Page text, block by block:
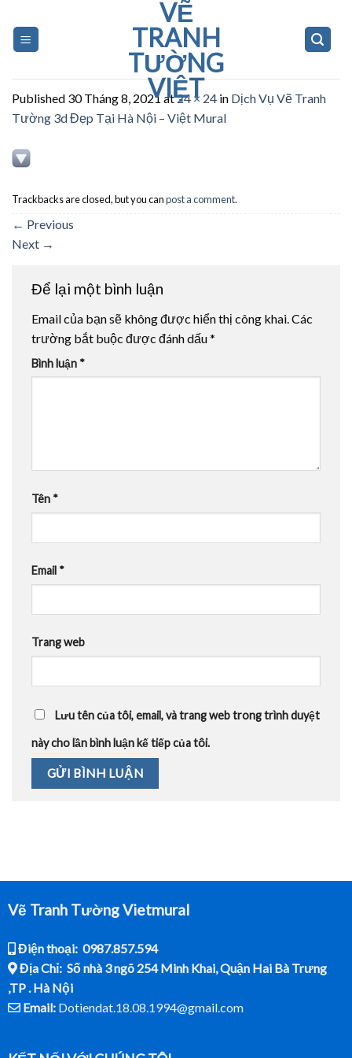
content
VẼ
TRANH
TƯỜNG
VIỆT
Published 30 Tháng 8, 2021 at24 × 24 in Dịch Vụ Vẽ Tranh
Tường 3d Đẹp Tại Hà Nội – Việt Mural
Trackbacks are closed, but you canpost a comment.
← Previous
Next →
Để lại một bình luận
Email của bạn sẽ không được hiển thị công khai. Các
trường bắt buộc được đánh dấu*
Bình luận *
Tên *
Email *
Trang web
Lưu tên của tôi, email, và trang web trong trình duyệt
này cho lần bình luận kế tiếp của tôi.
Vẽ Tranh Tường Vietmural
Điện thoại: 0987.857.594
Địa Chỉ: Số nhà 3 ngõ 254 Minh Khai, Quận Hai Bà Trưng
,TP . Hà Nội
Email:Dotiendat.18.08.1994@gmail.com